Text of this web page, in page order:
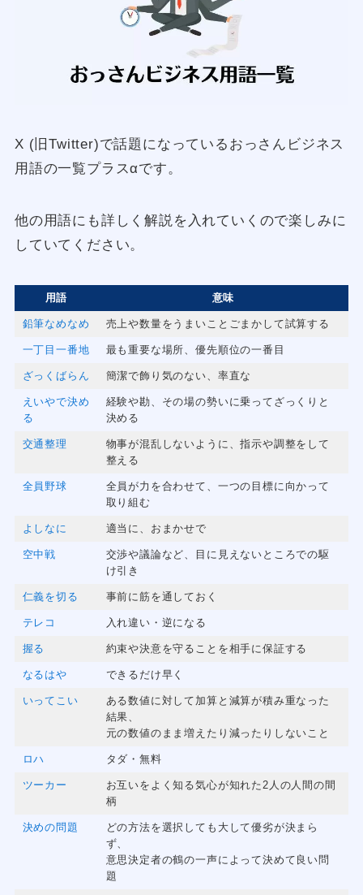
X (旧Twitter)で話題になっているおっさんビジネス
用語の一覧プラスαです。
他の用語にも詳しく解説を入れていくので楽しみに
していてください。
用語 意味
鉛筆なめなめ 売上や数量をうまいことごまかして試算する
一丁目一番地 最も重要な場所、優先順位の一番目
ざっくばらん 簡潔で飾り気のない、率直な
えいやで決め
る
経験や勘、その場の勢いに乗ってざっくりと
決める
交通整理
物事が混乱しないように、指示や調整をして
整える
全員野球
全員が力を合わせて、一つの目標に向かって
取り組む
よしなに 適当に、おまかせで
空中戦
交渉や議論など、目に見えないところでの駆
け引き
仁義を切る 事前に筋を通しておく
テレコ 入れ違い・逆になる
握る 約束や決意を守ることを相手に保証する
なるはや できるだけ早く
いってこい
ある数値に対して加算と減算が積み重なった
結果、
元の数値のまま増えたり減ったりしないこと
ロハ タダ・無料
ツーカー
お互いをよく知る気心が知れた2人の人間の間
柄
決めの問題
どの方法を選択しても大して優劣が決まら
ず、
意思決定者の鶴の一声によって決めて良い問
題